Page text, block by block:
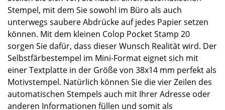
Stempel, mit dem Sie sowohl im Büro als auch
unterwegs saubere Abdrücke auf jedes Papier setzen
können. Mit dem kleinen Colop Pocket Stamp 20
sorgen Sie dafür, dass dieser Wunsch Realität wird. Der
Selbstfärbestempel im Mini-Format eignet sich mit
einer Textplatte in der Größe von 38x14 mm perfekt als
Motivstempel. Natürlich können Sie die vier Zeilen des
automatischen Stempels auch mit Ihrer Adresse oder
anderen Informationen füllen und somit als